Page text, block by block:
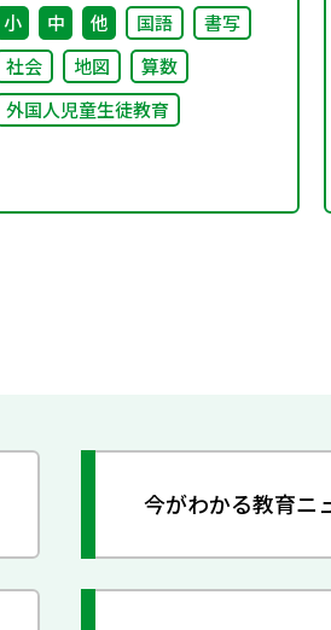
しい日本語」～
小 中 他 国語
書写
社会
地図
算数
外国人児童生徒教育
今がわかる教育ニ